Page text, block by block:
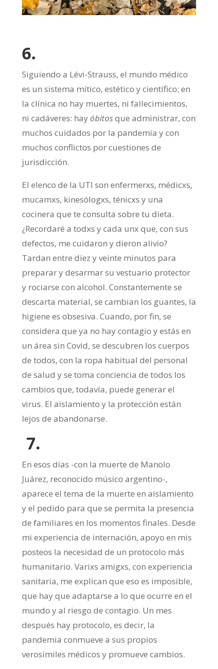
6.
Siguiendo a Lévi-Strauss, el mundo médico
es un sistema mítico, estético y científico; en
la clínica no hay muertes, ni fallecimientos,
ni cadáveres: hay óbitosque administrar, con
muchos cuidados por la pandemia y con
muchos conflictos por cuestiones de
jurisdicción.
El elenco de la UTI son enfermerxs, médicxs,
mucamxs, kinesólogxs, ténicxs y una
cocinera que te consulta sobre tu dieta.
¿Recordaré a todxs y cada unx que, con sus
defectos, me cuidaron y dieron alivio?
Tardan entre diez y veinte minutos para
preparar y desarmar su vestuario protector
y rociarse con alcohol. Constantemente se
descarta material, se cambian los guantes, la
higiene es obsesiva. Cuando, por fin, se
considera que ya no hay contagio y estás en
un área sin Covid, se descubren los cuerpos
de todos, con la ropa habitual del personal
de salud y se toma conciencia de todos los
cambios que, todavía, puede generar el
virus. El aislamiento y la protección están
lejos de abandonarse.
7.
En esos días -con la muerte de Manolo
Juárez, reconocido músico argentino-,
aparece el tema de la muerte en aislamiento
y el pedido para que se permita la presencia
de familiares en los momentos finales. Desde
mi experiencia de internación, apoyo en mis
posteos la necesidad de un protocolo más
humanitario. Varixs amigxs, con experiencia
sanitaria, me explican que eso es imposible,
que hay que adaptarse a lo que ocurre en el
mundo y al riesgo de contagio. Un mes
después hay protocolo, es decir, la
pandemia conmueve a sus propios
verosímiles médicos y promueve cambios.